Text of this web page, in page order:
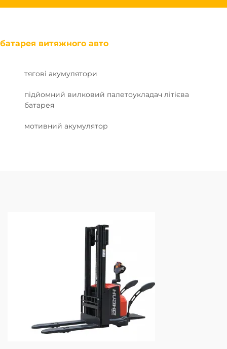
батарея витяжного авто
тягові акумулятори
підйомний вилковий палетоукладач літієва
батарея
мотивний акумулятор